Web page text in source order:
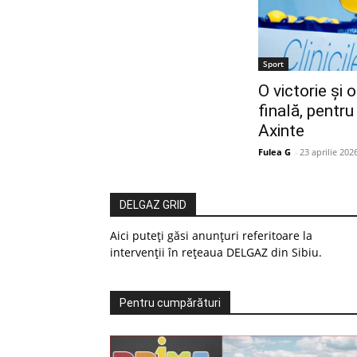
Sport
O victorie și
finală,
Axinte
Fulea G - 23 aprilie
DELGAZ GRID
Aici puteți găsi anunțuri referitoare la
intervenții în rețeaua DELGAZ din Sibiu.
Pentru cumpărături